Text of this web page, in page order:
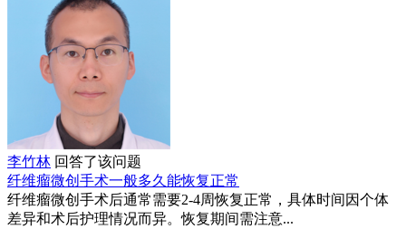
李竹林 回答了该问题
纤维瘤微创手术一般多久能恢复正常
纤维瘤微创手术后通常需要2-4周恢复正常，具体时间因个体
差异和术后护理情况而异。恢复期间需注意...